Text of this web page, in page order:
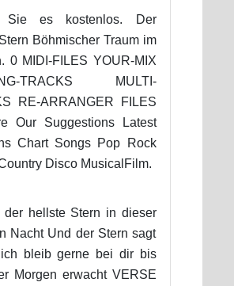
Sie es kostenlos. Der
Böhmischer Traum im
0 MIDI-FILES YOUR-MIX
TRACKS MULTI-
RE-ARRANGER FILES
Our Suggestions Latest
Chart Songs Pop Rock
Disco MusicalFilm.
der hellste Stern in dieser
Nacht Und der Stern sagt
bleib gerne bei dir bis
Morgen erwacht VERSE